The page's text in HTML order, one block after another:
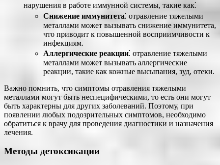
нарушения в работе иммунной системы, такие как⁚
Снижение иммунитета⁚ отравление тяжелыми
металлами может вызывать снижение иммунитета,
что приводит к повышенной восприимчивости к
инфекциям.
Аллергические реакции⁚ отравление тяжелыми
металлами может вызывать аллергические
реакции, такие как кожные высыпания, зуд, отеки.
Важно помнить, что симптомы отравления тяжелыми
металлами могут быть неспецифическими, то есть они могут
быть характерны для других заболеваний. Поэтому, при
появлении любых подозрительных симптомов, необходимо
обратиться к врачу для проведения диагностики и назначения
лечения.
Методы детоксикации